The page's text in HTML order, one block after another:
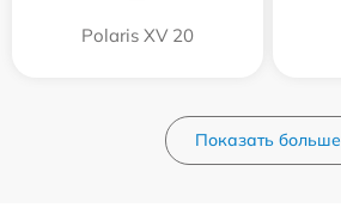
Polaris XV 20
Показать больше